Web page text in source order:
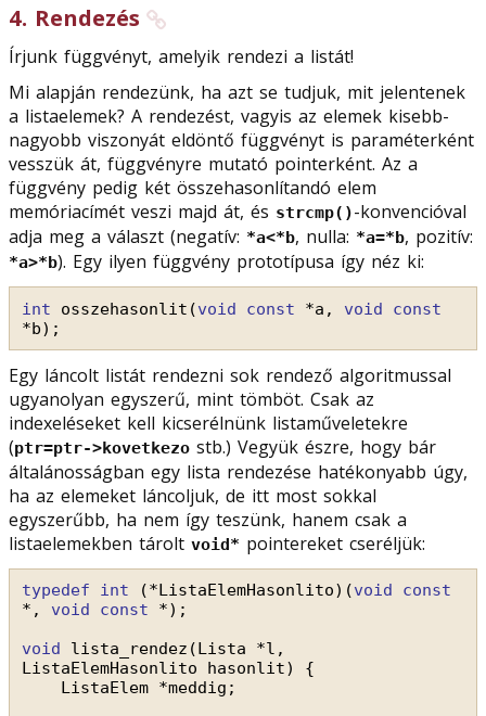
4. Rendezés
Írjunk függvényt, amelyik rendezi a listát!
Mi alapján rendezünk, ha azt se tudjuk, mit jelentenek
a listaelemek? A rendezést, vagyis az elemek kisebb-
nagyobb viszonyát eldöntő függvényt is paraméterként
vesszük át, függvényre mutató pointerként. Az a
függvény pedig két összehasonlítandó elem
memóriacímét veszi majd át, és strcmp()-konvencióval
adja meg a választ (negatív: *a<*b, nulla: *a=*b, pozitív:
*a>*b). Egy ilyen függvény prototípusa így néz ki:
int osszehasonlit(void const *a, void
const
*b);
Egy láncolt listát rendezni sok rendező algoritmussal
ugyanolyan egyszerű, mint tömböt. Csak az
indexeléseket kell kicserélnünk listaműveletekre
(ptr=ptr->kovetkezo stb.) Vegyük észre, hogy bár
általánosságban egy lista rendezése hatékonyabb úgy,
ha az elemeket láncoljuk, de itt most sokkal
egyszerűbb, ha nem így teszünk, hanem csak a
listaelemekben tárolt void* pointereket cseréljük:
typedef int (*ListaElemHasonlito)(void
const
*, void const
*);
void
lista_rendez(Lista *l,
ListaElemHasonlito hasonlit) {
ListaElem *meddig;